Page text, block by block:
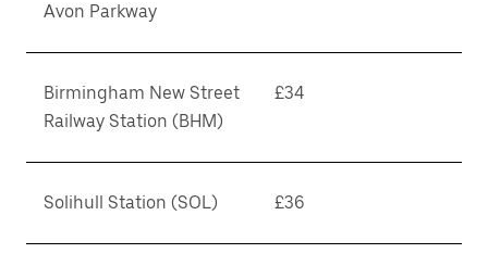
Avon Parkway
Birmingham New Street
Railway Station (BHM)
£34
Solihull Station (SOL) £36